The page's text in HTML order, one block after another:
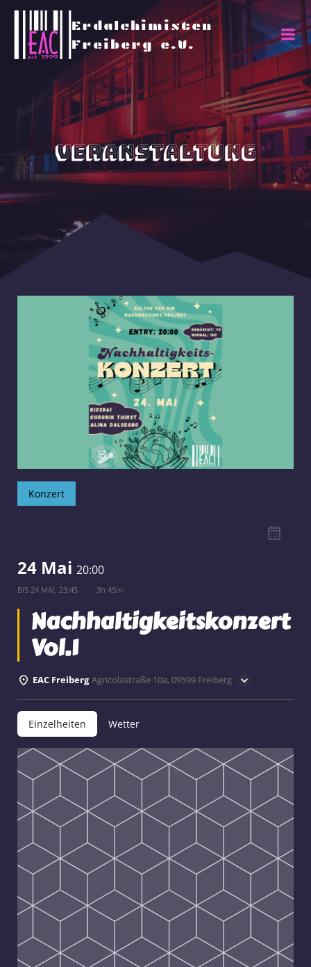
Erdalchimisten
Freiberg e.V.
Veranstaltung
Konzert
24 Mai 20:00
BIS 24 MAI, 23:45 3h 45m
Nachhaltigkeitskonzert
Vol.1
EAC Freiberg Agricolastraße 10a, 09599 Freiberg
Einzelheiten Wetter